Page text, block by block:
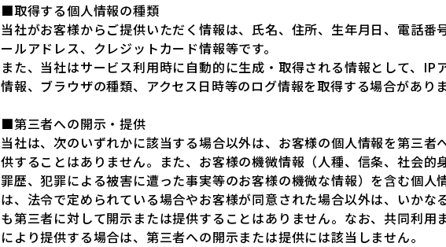
■取得する個人情報の種類
当社がお客様からご提供いただく情報は、氏名、住所、生年月日、電話番
ールアドレス、クレジットカード情報等です。
また、当社はサービス利用時に自動的に生成・取得される情報として、IP
情報、ブラウザの種類、アクセス日時等のログ情報を取得する場合がありま
■第三者への開示・提供
当社は、次のいずれかに該当する場合以外は、お客様の個人情報を第三者
供することはありません。また、お客様の機微情報（人種、信条、社会的
罪歴、犯罪による被害に遭った事実等のお客様の機微な情報）を含む個人
は、法令で定められている場合やお客様が同意された場合以外は、いかな
も第三者に対して開示または提供することはありません。なお、共同利用
により提供する場合は、第三者への開示または提供には該当しません。